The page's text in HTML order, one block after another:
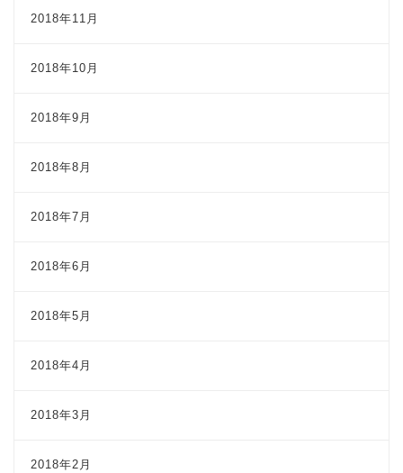
2018年11月
2018年10月
2018年9月
2018年8月
2018年7月
2018年6月
2018年5月
2018年4月
2018年3月
2018年2月